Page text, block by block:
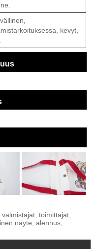
kevyt,
toimittajat,
näyte, alennus,